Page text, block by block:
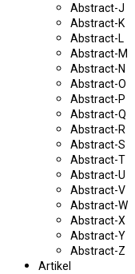
Abstract-J
Abstract-K
Abstract-L
Abstract-M
Abstract-N
Abstract-O
Abstract-P
Abstract-Q
Abstract-R
Abstract-S
Abstract-T
Abstract-U
Abstract-V
Abstract-W
Abstract-X
Abstract-Y
Abstract-Z
Artikel